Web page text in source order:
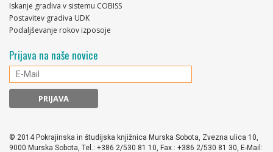
Iskanje gradiva v sistemu COBISS
Postavitev gradiva UDK
Podaljševanje rokov izposoje
Prijava na naše novice
© 2014 Pokrajinska in študijska knjižnica Murska Sobota, Zvezna ulica 10,
9000 Murska Sobota, Tel.: +386 2/530 81 10, Fax.: +386 2/530 81 30, E-Mail: